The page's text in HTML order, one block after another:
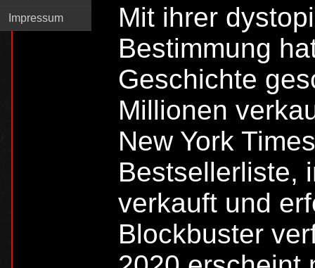
Impressum
Mit ihrer
Bestimmung
Geschichte
Millionen
New York
Bestsellerliste,
verkauft und
Blockbuster